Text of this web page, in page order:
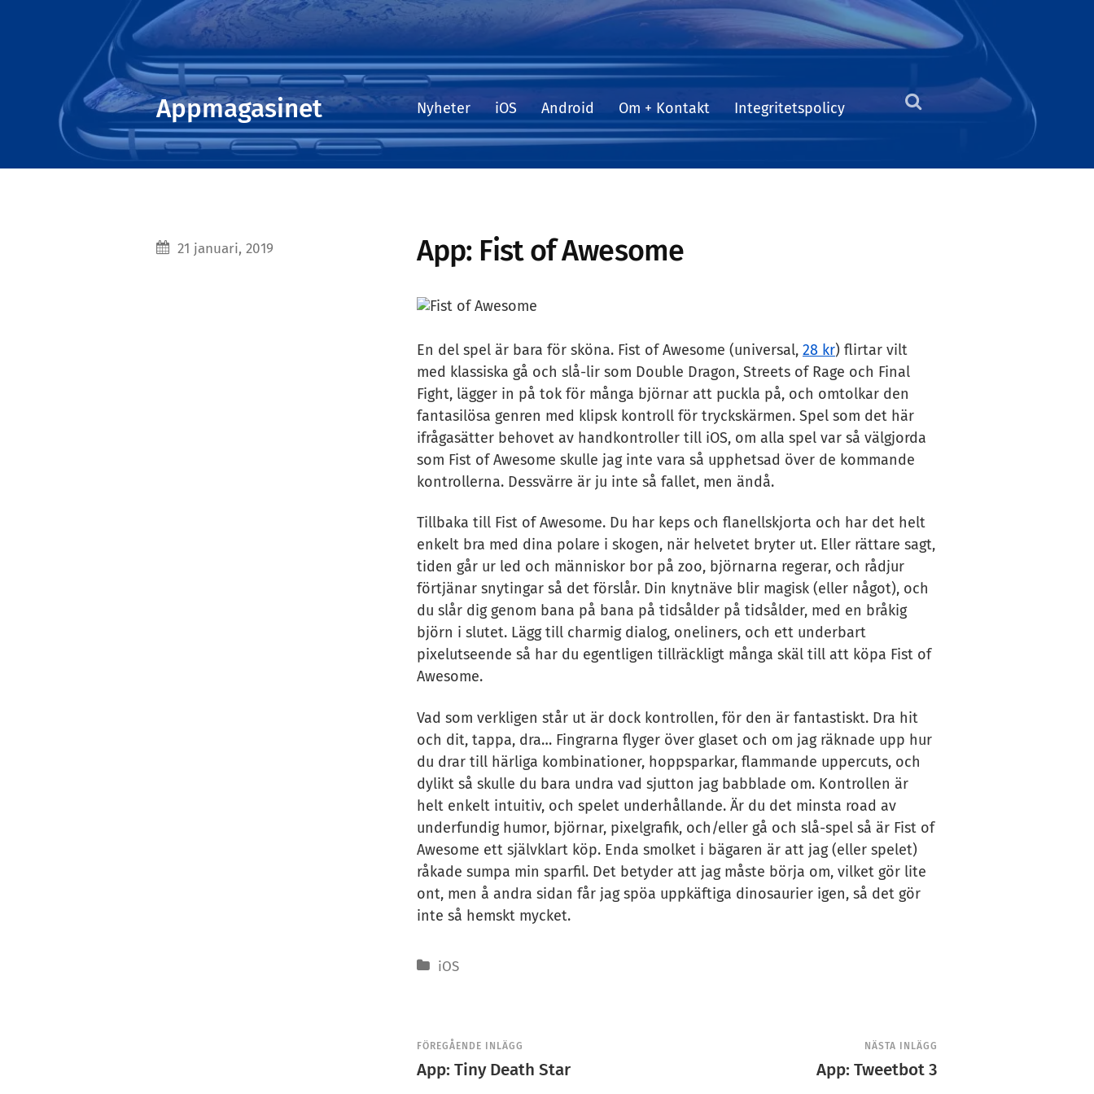
Appmagasinet
Klicka
visa
Nyheter iOS Android Om + Kontakt Integritetspolicy
App: Fist of Awesome
21 januari, 2019
En del spel är bara för sköna. Fist of Awesome (universal, 28 kr) flirtar vilt
med klassiska gå och slå-lir som Double Dragon, Streets of Rage och Final
Fight, lägger in på tok för många björnar att puckla på, och omtolkar den
fantasilösa genren med klipsk kontroll för tryckskärmen. Spel som det här
ifrågasätter behovet av handkontroller till iOS, om alla spel var så välgjorda
som Fist of Awesome skulle jag inte vara så upphetsad över de kommande
kontrollerna. Dessvärre är ju inte så fallet, men ändå.
Tillbaka till Fist of Awesome. Du har keps och flanellskjorta och har det helt
enkelt bra med dina polare i skogen, när helvetet bryter ut. Eller rättare sagt,
tiden går ur led och människor bor på zoo, björnarna regerar, och rådjur
förtjänar snytingar så det förslår. Din knytnäve blir magisk (eller något), och
du slår dig genom bana på bana på tidsålder på tidsålder, med en bråkig
björn i slutet. Lägg till charmig dialog, oneliners, och ett underbart
pixelutseende så har du egentligen tillräckligt många skäl till att köpa Fist of
Awesome.
Vad som verkligen står ut är dock kontrollen, för den är fantastiskt. Dra hit
och dit, tappa, dra… Fingrarna flyger över glaset och om jag räknade upp hur
du drar till härliga kombinationer, hoppsparkar, flammande uppercuts, och
dylikt så skulle du bara undra vad sjutton jag babblade om. Kontrollen är
helt enkelt intuitiv, och spelet underhållande. Är du det minsta road av
underfundig humor, björnar, pixelgrafik, och/eller gå och slå-spel så är Fist of
Awesome ett självklart köp. Enda smolket i bägaren är att jag (eller spelet)
råkade sumpa min sparfil. Det betyder att jag måste börja om, vilket gör lite
ont, men å andra sidan får jag spöa uppkäftiga dinosaurier igen, så det gör
inte så hemskt mycket.
iOS
FÖREGÅENDE INLÄGG
App: Tiny Death Star
NÄSTA INLÄGG
App: Tweetbot 3